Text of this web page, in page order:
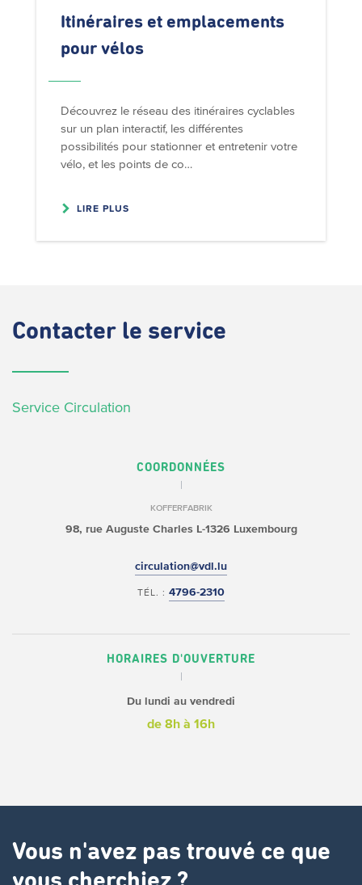
Itinéraires et emplacements
pour vélos
Découvrez le réseau des itinéraires cyclables
sur un plan interactif, les différentes
possibilités pour stationner et entretenir votre
vélo, et les points de co…
LIRE PLUS
Contacter le service
Service Circulation
COORDONNÉES
KOFFERFABRIK
98, rue Auguste CharlesL-1326 Luxembourg
circulation@vdl.lu
TÉL. : 4796-2310
HORAIRES D'OUVERTURE
Du lundi au vendredi
de 8h à 16h
Vous n'avez pas trouvé ce que